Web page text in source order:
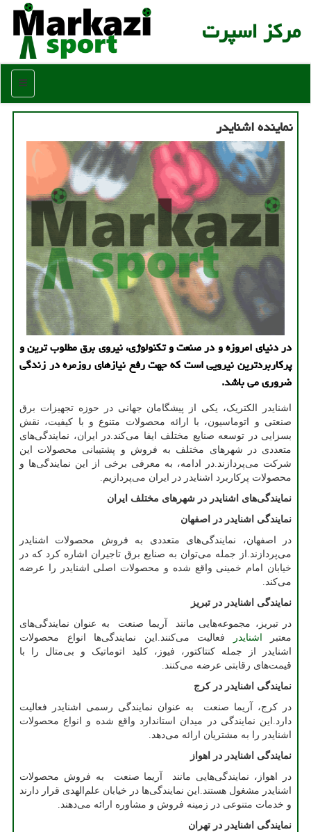
مركز اسپرت
منو
نماینده اشنایدر
در دنیای امروزه و در صنعت و تكنولوژی، نیروی برق مطلوب ترین و
پركاربردترین نیرویی است كه جهت رفع نیازهای روزمره در زندگی
ضروری می باشد.
اشنایدر الکتریک، یکی از پیشگامان جهانی در حوزه تجهیزات برق
صنعتی و اتوماسیون، با ارائه محصولات متنوع و با کیفیت، نقش
بسزایی در توسعه صنایع مختلف ایفا می‌کند.در ایران، نمایندگی‌های
متعددی در شهرهای مختلف به فروش و پشتیبانی محصولات این
شرکت می‌پردازند.در ادامه، به معرفی برخی از این نمایندگی‌ها و
محصولات پرکاربرد اشنایدر در ایران می‌پردازیم.​
نمایندگی‌های اشنایدر در شهرهای مختلف ایران
نمایندگی اشنایدر در اصفهان
در اصفهان، نمایندگی‌های متعددی به فروش محصولات اشنایدر
می‌پردازند.از جمله می‌توان به صنایع برق تاجیران اشاره کرد که در
خیابان امام خمینی واقع شده و محصولات اصلی اشنایدر را عرضه
می‌کند. ​
نمایندگی اشنایدر در تبریز
در تبریز، مجموعه‌هایی مانند آریما صنعت به عنوان نمایندگی‌های
معتبر
اشنایدر
فعالیت می‌کنند.این نمایندگی‌ها انواع محصولات
اشنایدر از جمله کنتاکتور، فیوز، کلید اتوماتیک و بی‌متال را با
قیمت‌های رقابتی عرضه می‌کنند.
نمایندگی اشنایدر در کرج
در کرج، آریما صنعت به عنوان نمایندگی رسمی اشنایدر فعالیت
دارد.این نمایندگی در میدان استاندارد واقع شده و انواع محصولات
اشنایدر را به مشتریان ارائه می‌دهد. ​
نمایندگی اشنایدر در اهواز
در اهواز، نمایندگی‌هایی مانند آریما صنعت به فروش محصولات
اشنایدر مشغول هستند.این نمایندگی‌ها در خیابان علم‌الهدی قرار دارند
و خدمات متنوعی در زمینه فروش و مشاوره ارائه می‌دهند. ​
نمایندگی اشنایدر در تهران